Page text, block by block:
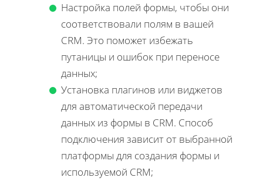
Настройка полей формы, чтобы они
соответствовали полям в вашей
CRM. Это поможет избежать
путаницы и ошибок при переносе
данных;
Установка плагинов или виджетов
для автоматической передачи
данных из формы в CRM. Способ
подключения зависит от выбранной
платформы для создания формы и
используемой CRM;